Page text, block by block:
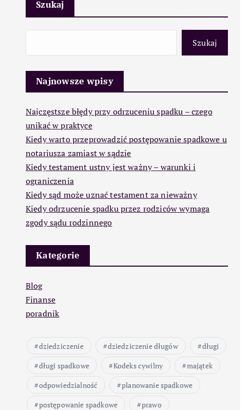
Szukaj
Szukaj
Najnowsze wpisy
Najczęstsze błędy przy odrzuceniu spadku – czego
unikać w praktyce
Kiedy warto przeprowadzić postępowanie spadkowe u
notariusza zamiast w sądzie
Kiedy testament ustny jest ważny – warunki i
ograniczenia
Kiedy sąd może uznać testament za nieważny
Kiedy odrzucenie spadku przez rodziców wymaga
zgody sądu rodzinnego
Kategorie
Blog
Finanse
poradnik
dziedziczenie dziedziczenie długów
długi
długi spadkowe
Kodeks cywilny
majątek
odpowiedzialność
planowanie spadkowe
postępowanie spadkowe
prawo